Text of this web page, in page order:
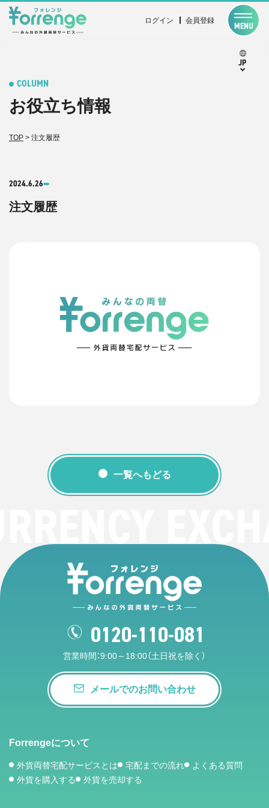
ログイン 会員登録
MENU
JP
COLUMN
お役立ち情報
TOP > 注文履歴
2024.6.26
注文履歴
一覧へもどる
0120-110-081
営業時間：9:00～18:00（土日祝を除く）
メールでのお問い合わせ
Forrengeについて
外貨両替宅配サービスとは 宅配までの流れ
よくある質問
外貨を購入する
外貨を売却する